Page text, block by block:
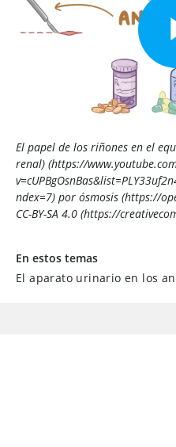
El papel de los riñones en el
renal) (https://
ndex=7) por ósmosis (https://
CC-BY-SA 4.0 (https://
En estos temas
El aparato urinario en los